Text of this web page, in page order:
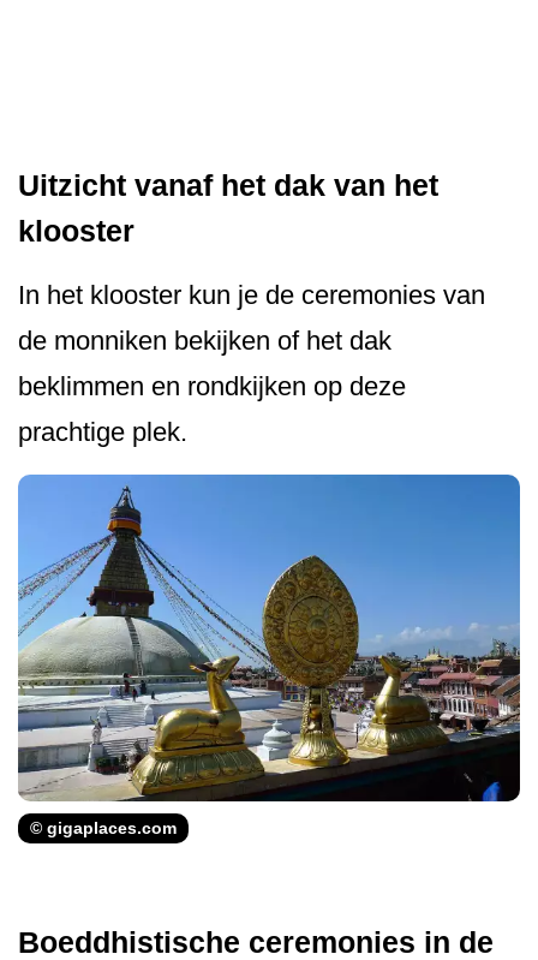
Uitzicht vanaf het dak van het
klooster
In het klooster kun je de ceremonies van
de monniken bekijken of het dak
beklimmen en rondkijken op deze
prachtige plek.
© gigaplaces.com
Boeddhistische ceremonies in de